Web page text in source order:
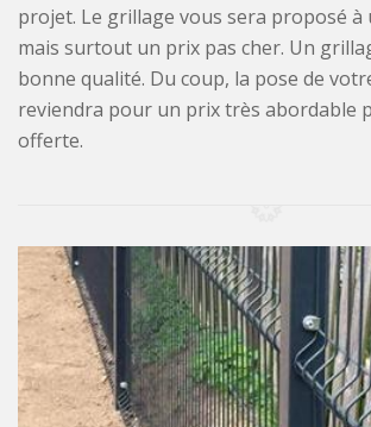
projet. Le grillage vous sera proposé
mais surtout un prix pas cher. Un
bonne qualité. Du coup, la pose de
reviendra pour un prix très abordable
offerte.